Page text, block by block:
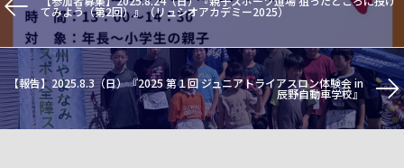
てみよう（第2回）』（リュシオアカデミー2025）
【報告】2025.8.3（日）『2025 第１回 ジュニアトライアスロン体験会 in
辰野自動車学校』